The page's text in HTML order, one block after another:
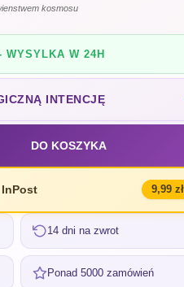
kosmosu
WYSYLKA W 24H
INTENCJĘ
DO KOSZYKA
9,99 zł
14 dni na zwrot
Ponad 5000 zamówień